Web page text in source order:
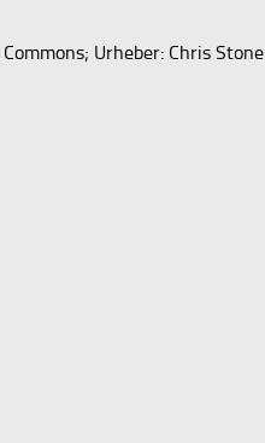
Urheber: Chris Stone